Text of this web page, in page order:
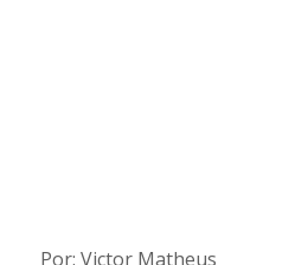
Por: Victor Matheus